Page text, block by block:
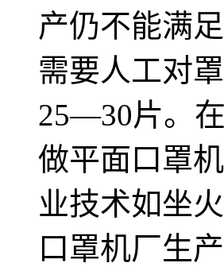
产仍不能满
需要人工对
25—30片。
做平面口罩
业技术如坐
口罩机厂生